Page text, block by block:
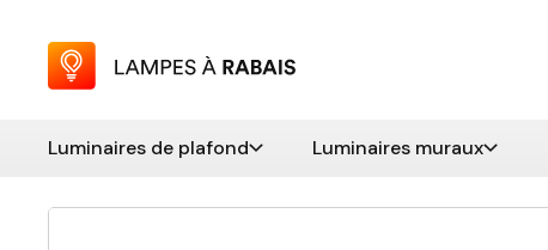
Luminaires de plafond Luminaires muraux